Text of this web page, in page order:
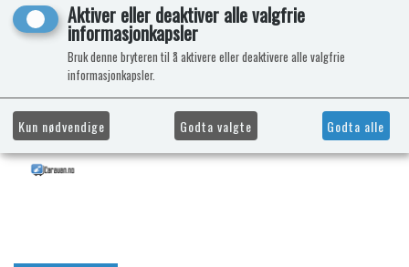
Aktiver eller deaktiver alle valgfrie
informasjonkapsler
Bruk denne bryteren til å aktivere eller deaktivere alle valgfrie
informasjonkapsler.
Kun nødvendige Godta valgte Godta alle